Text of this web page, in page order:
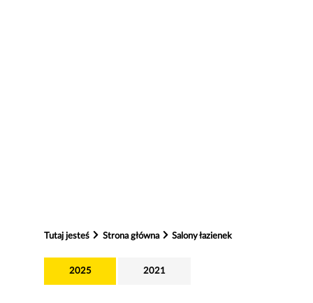
Tutaj jesteś Strona główna Salony łazienek
2025 2021